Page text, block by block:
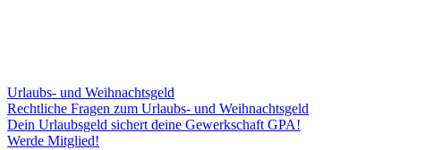
Urlaubs- und Weihnachtsgeld
Rechtliche Fragen zum Urlaubs- und Weihnachtsgeld
Dein Urlaubsgeld sichert deine Gewerkschaft GPA!
Werde Mitglied!